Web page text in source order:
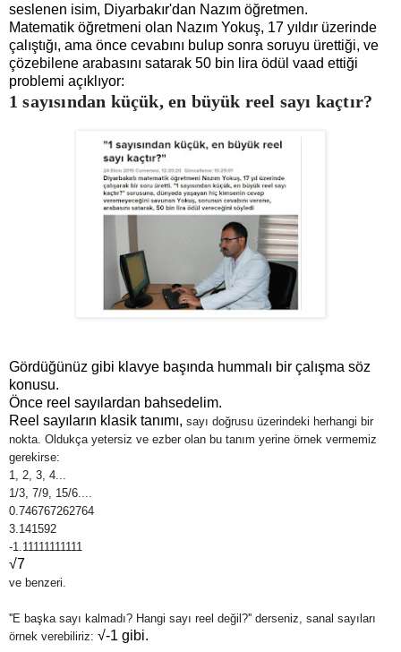
seslenen isim, Diyarbakır'dan Nazım öğretmen.
Matematik öğretmeni olan Nazım Yokuş, 17 yıldır üzerinde
çalıştığı, ama önce cevabını bulup sonra soruyu ürettiği, ve
çözebilene arabasını satarak 50 bin lira ödül vaad ettiği
problemi açıklıyor:
1 sayısından küçük, en büyük reel sayı kaçtır?
Gördüğünüz gibi klavye başında hummalı bir çalışma söz
konusu.
Önce reel sayılardan bahsedelim.
Reel sayıların klasik tanımı, sayı doğrusu üzerindeki herhangi bir
nokta. Oldukça yetersiz ve ezber olan bu tanım yerine örnek vermemiz
gerekirse:
1, 2, 3, 4...
1/3, 7/9, 15/6....
0.746767262764
3.141592
-1.11111111111
√7
ve benzeri.
''E başka sayı kalmadı? Hangi sayı reel değil?'' derseniz, sanal sayıları
örnek verebiliriz: √-1 gibi.